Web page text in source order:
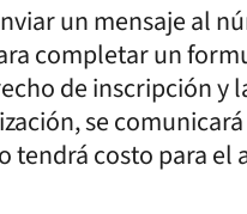
un mensaje al
completar un
de inscripción y
se
tendrá costo para el